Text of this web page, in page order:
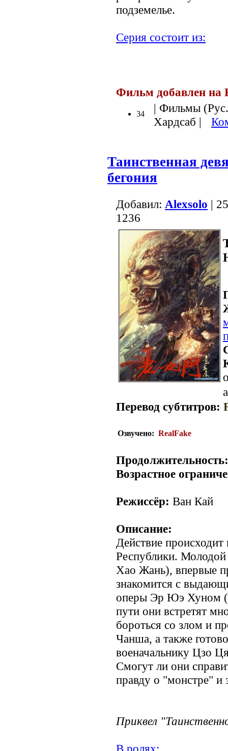
подземелье.
Серия состоит из:
Фильм добавлен на
34
| Фильмы
Хардсаб |
Таинственная
бегония
Добавил: Alexsolo |
1236
Перевод субтитров:
Озвучено: RealFake
Продолжительность:
Возрастное
Режиссёр: Ван Кай
Описание:
Действие
Республики.
Хао Жань), впервые
знакомится с
оперы Эр Юэ Хуном
пути они встретят
бороться со злом и
Чанша, а также
военачальнику Цзо
Смогут ли они
правду о "монстре" и
Приквел